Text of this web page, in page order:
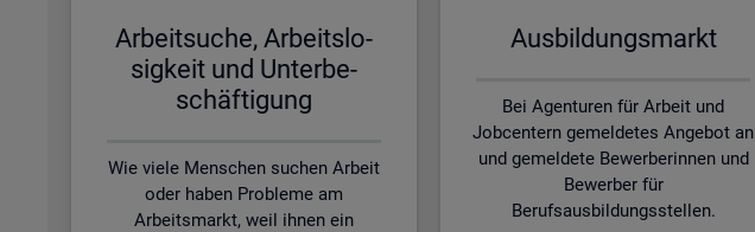
Ar­beit­su­che, Ar­beits­lo­
sig­keit und Un­ter­be­
schäf­ti­gung
Wie viele Menschen suchen Arbeit
oder haben Probleme am
Arbeitsmarkt, weil ihnen ein
Aus­bil­dungs­markt
Bei Agenturen für Arbeit und
Jobcentern gemeldetes Angebot an
und gemeldete Bewerberinnen und
Bewerber für
Berufsausbildungsstellen.